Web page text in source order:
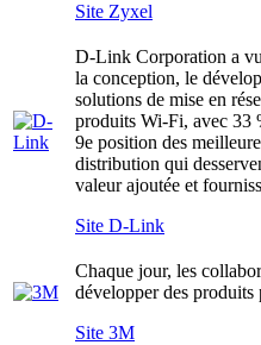
Site Zyxel
D-Link Corporation a vu
la conception, le
solutions de mise en
produits Wi-Fi, avec 33
9e position des
distribution qui
valeur ajoutée et
Site D-Link
Chaque jour, les
développer des produits
Site 3M